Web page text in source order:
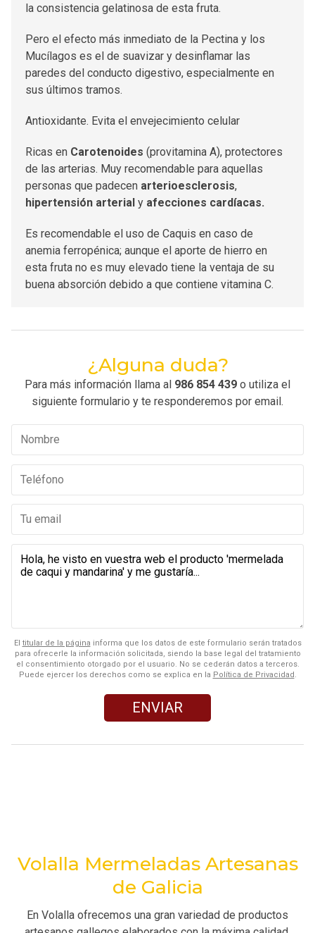
la consistencia gelatinosa de esta fruta.
Pero el efecto más inmediato de la Pectina y los
Mucílagos es el de suavizar y desinflamar las
paredes del conducto digestivo, especialmente en
sus últimos tramos.
Antioxidante. Evita el envejecimiento celular
Ricas en Carotenoides (provitamina A), protectores
de las arterias. Muy recomendable para aquellas
personas que padecen arterioesclerosis,
hipertensión arterial y afecciones cardíacas.
Es recomendable el uso de Caquis en caso de
anemia ferropénica; aunque el aporte de hierro en
esta fruta no es muy elevado tiene la ventaja de su
buena absorción debido a que contiene vitamina C.
¿Alguna duda?
Para más información llama al 986 854 439 o utiliza el
siguiente formulario y te responderemos por email.
El titular de la página informa que los datos de este formulario serán tratados
para ofrecerle la información solicitada, siendo la base legal del tratamiento
el consentimiento otorgado por el usuario. No se cederán datos a terceros.
Puede ejercer los derechos como se explica en la Política de Privacidad.
Volalla Mermeladas Artesanas
de Galicia
En Volalla ofrecemos una gran variedad de productos